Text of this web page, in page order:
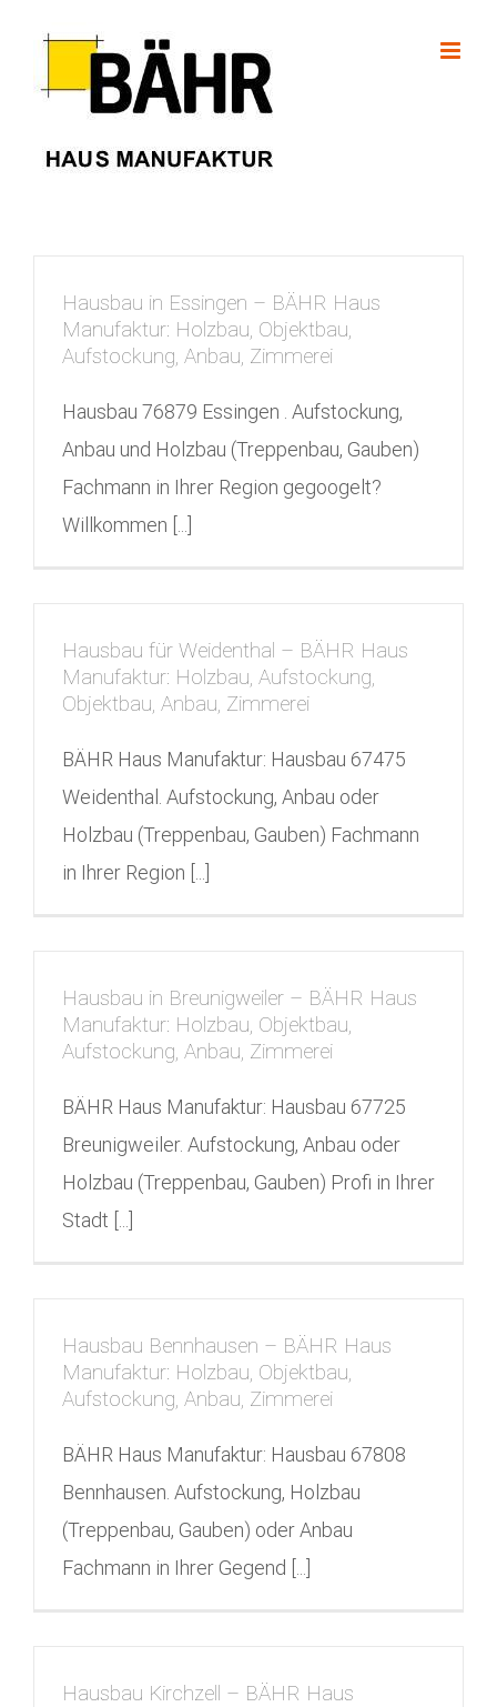
content
Hausbau in Essingen – BÄHR Haus
Manufaktur: Holzbau, Objektbau,
Aufstockung, Anbau, Zimmerei
Hausbau 76879 Essingen . Aufstockung,
Anbau und Holzbau (Treppenbau, Gauben)
Fachmann in Ihrer Region gegoogelt?
Willkommen [...]
Hausbau für Weidenthal – BÄHR Haus
Manufaktur: Holzbau, Aufstockung,
Objektbau, Anbau, Zimmerei
BÄHR Haus Manufaktur: Hausbau 67475
Weidenthal. Aufstockung, Anbau oder
Holzbau (Treppenbau, Gauben) Fachmann
in Ihrer Region [...]
Hausbau in Breunigweiler – BÄHR Haus
Manufaktur: Holzbau, Objektbau,
Aufstockung, Anbau, Zimmerei
BÄHR Haus Manufaktur: Hausbau 67725
Breunigweiler. Aufstockung, Anbau oder
Holzbau (Treppenbau, Gauben) Profi in Ihrer
Stadt [...]
Hausbau Bennhausen – BÄHR Haus
Manufaktur: Holzbau, Objektbau,
Aufstockung, Anbau, Zimmerei
BÄHR Haus Manufaktur: Hausbau 67808
Bennhausen. Aufstockung, Holzbau
(Treppenbau, Gauben) oder Anbau
Fachmann in Ihrer Gegend [...]
Hausbau Kirchzell – BÄHR Haus